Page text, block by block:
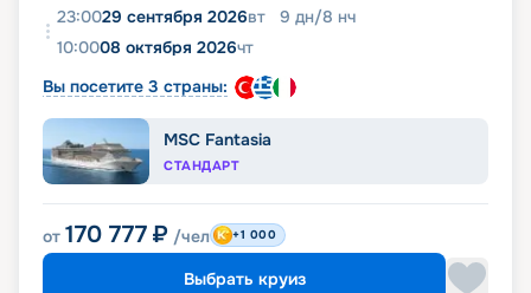
23:0029 сентября 2026вт 9 дн/8 нч
10:0008 октября 2026чт
Вы посетите 3 страны:
MSC Fantasia
СТАНДАРТ
от 170 777 ₽ /чел +1 000
Выбрать круиз